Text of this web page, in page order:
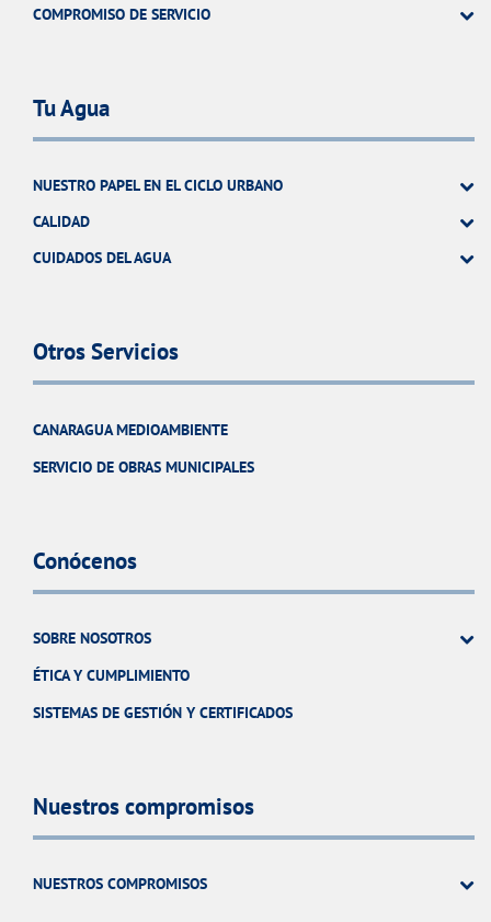
COMPROMISO DE SERVICIO
Tu Agua
NUESTRO PAPEL EN EL CICLO URBANO
CALIDAD
CUIDADOS DEL AGUA
Otros Servicios
CANARAGUA MEDIOAMBIENTE
SERVICIO DE OBRAS MUNICIPALES
Conócenos
SOBRE NOSOTROS
ÉTICA Y CUMPLIMIENTO
SISTEMAS DE GESTIÓN Y CERTIFICADOS
Nuestros compromisos
NUESTROS COMPROMISOS